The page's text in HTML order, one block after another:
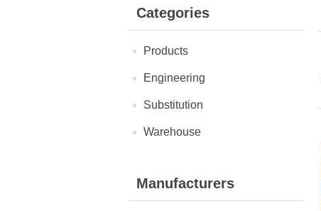
Categories
Products
Engineering
Substitution
Warehouse
Manufacturers